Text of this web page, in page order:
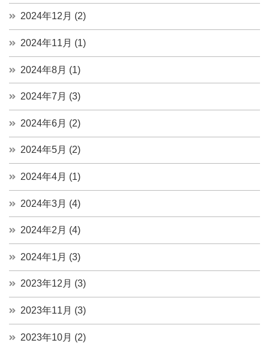
2024年12月 (2)
2024年11月 (1)
2024年8月 (1)
2024年7月 (3)
2024年6月 (2)
2024年5月 (2)
2024年4月 (1)
2024年3月 (4)
2024年2月 (4)
2024年1月 (3)
2023年12月 (3)
2023年11月 (3)
2023年10月 (2)